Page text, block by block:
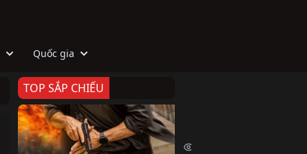
Quốc gia
TOP SẮP CHIẾU